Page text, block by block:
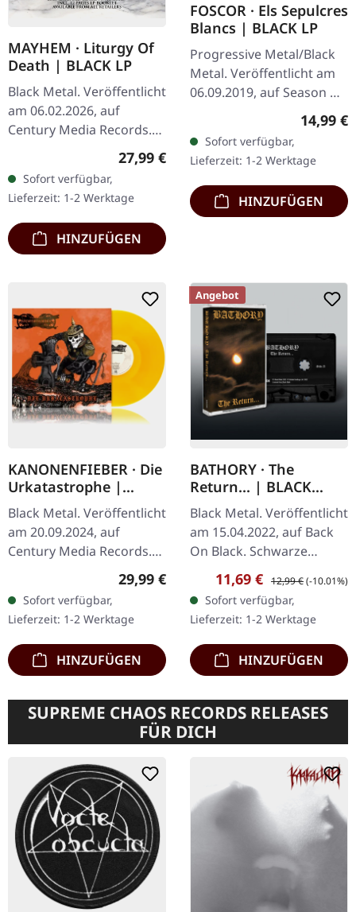
MAYHEM · Liturgy Of
Death | BLACK LP
Black Metal. Veröffentlicht
am 06.02.2026, auf
Century Media Records.
Schwarzes Vinyl im
Gatefold-Cover mit 12-
seitigem Booklet im LP-
Format. Nach…
Regulärer Preis:
27,99 €
Sofort verfügbar,
Lieferzeit: 1-2 Werktage
HINZUFÜGEN
FOSCOR · Els Sepulcres
Blancs | BLACK LP
Progressive Metal/Black
Metal. Veröffentlicht am
06.09.2019, auf Season Of
Mist. Schwarzes Vinyl im
Gatefold-Cover. „Els
Sepulcres Blancs“ von
Foscor…
14,99 €
Sofort verfügbar,
Lieferzeit: 1-2 Werktage
HINZUFÜGEN
KANONENFIEBER · Die
Urkatastrophe |
TRANSPARENT
ORANGE LP
Black Metal. Veröffentlicht
am 20.09.2024, auf
Century Media Records.
Transparent oranges
Vinyl. "Die Urkatastrophe"
ist eine eindringliche
Erkundung…
Regulärer Preis:
29,99 €
Sofort verfügbar,
Lieferzeit: 1-2 Werktage
HINZUFÜGEN
Angebot
BATHORY · The
Return... | BLACK
TAPE
Black Metal. Veröffentlicht
am 15.04.2022, auf Back
On Black. Schwarze
Musik-Kassette mit 6-
seitigem J-Card. 1985
veröffentlicht, steht "The
Return..…
Verkaufspreis:
11,69 € Regulärer Preis:
12,99 €(-10.01%)
Sofort verfügbar,
Lieferzeit: 1-2 Werktage
HINZUFÜGEN
SUPREME CHAOS RECORDS RELEASES
FÜR DICH